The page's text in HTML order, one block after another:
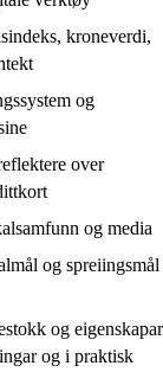
kroneverdi,
og
over
og media
og spreiingsmål
og eigenskapar
og i praktisk